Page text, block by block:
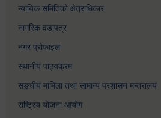
न्यायिक समितिको क्षेत्राधिकार
नागरिक वडापत्र
नगर प्रोफाइल
स्थानीय पाठ्यक्रम
सङ्घीय मामिला तथा सामान्य प्रशासन मन्त्रालय
राष्ट्रिय योजना आयोग